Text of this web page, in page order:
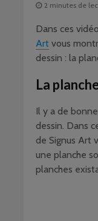
2 minutes de
Dans ces
Art vous
dessin : la
La
Il y a de
dessin. Dans
de Signus Art
une planche
planches